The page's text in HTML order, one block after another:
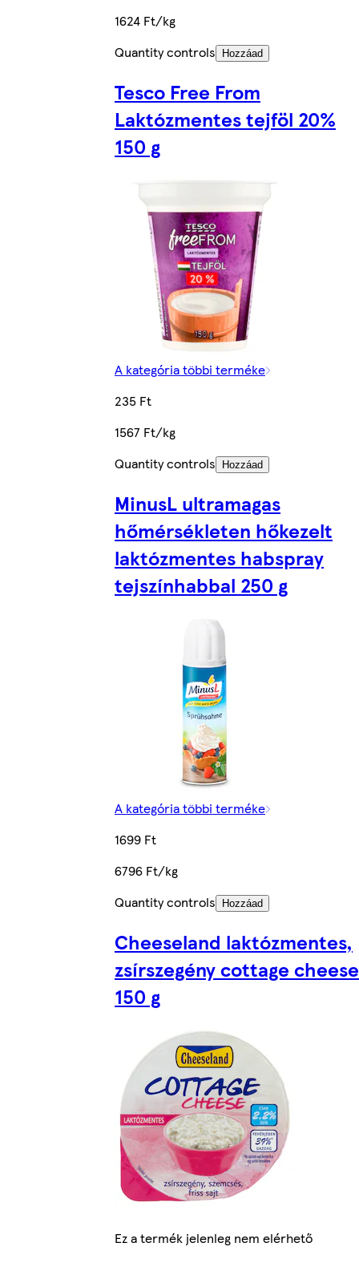
1624 Ft/kg
Quantity controls
Hozzáad
Tesco Free From
Laktózmentes tejföl 20%
150 g
A kategória többi terméke
235 Ft
1567 Ft/kg
Quantity controls
Hozzáad
MinusL ultramagas
hőmérsékleten hőkezelt
laktózmentes habspray
tejszínhabbal 250 g
A kategória többi terméke
1699 Ft
6796 Ft/kg
Quantity controls
Hozzáad
Cheeseland laktózmentes,
zsírszegény cottage cheese
150 g
Ez a termék jelenleg nem elérhető